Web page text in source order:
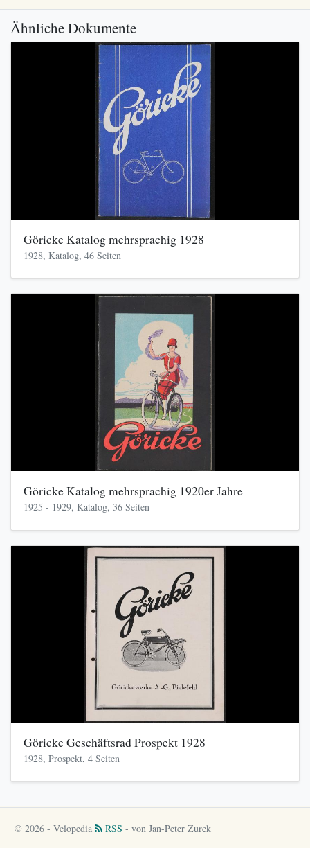
Ähnliche Dokumente
Göricke Katalog mehrsprachig 1928
1928, Katalog, 46 Seiten
Göricke Katalog mehrsprachig 1920er Jahre
1925 - 1929, Katalog, 36 Seiten
Göricke Geschäftsrad Prospekt 1928
1928, Prospekt, 4 Seiten
© 2026 - Velopedia RSS - von Jan-Peter Zurek